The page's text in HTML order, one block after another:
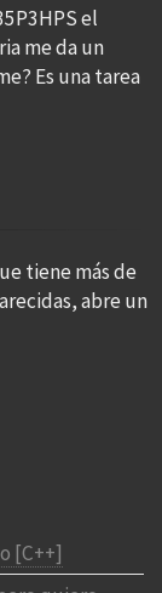
el
me da un
Es una tarea
tiene más de
abre un
[C++]